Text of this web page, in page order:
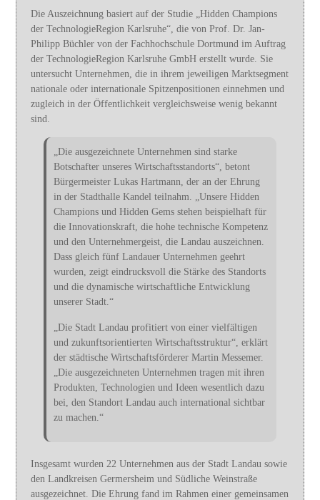
Die Auszeichnung basiert auf der Studie „Hidden Champions
der TechnologieRegion Karlsruhe“, die von Prof. Dr. Jan-
Philipp Büchler von der Fachhochschule Dortmund im Auftrag
der TechnologieRegion Karlsruhe GmbH erstellt wurde. Sie
untersucht Unternehmen, die in ihrem jeweiligen Marktsegment
nationale oder internationale Spitzenpositionen einnehmen und
zugleich in der Öffentlichkeit vergleichsweise wenig bekannt
sind.
„Die ausgezeichnete Unternehmen sind starke
Botschafter unseres Wirtschaftsstandorts“, betont
Bürgermeister Lukas Hartmann, der an der Ehrung
in der Stadthalle Kandel teilnahm. „Unsere Hidden
Champions und Hidden Gems stehen beispielhaft für
die Innovationskraft, die hohe technische Kompetenz
und den Unternehmergeist, die Landau auszeichnen.
Dass gleich fünf Landauer Unternehmen geehrt
wurden, zeigt eindrucksvoll die Stärke des Standorts
und die dynamische wirtschaftliche Entwicklung
unserer Stadt.“
„Die Stadt Landau profitiert von einer vielfältigen
und zukunftsorientierten Wirtschaftsstruktur“, erklärt
der städtische Wirtschaftsförderer Martin Messemer.
„Die ausgezeichneten Unternehmen tragen mit ihren
Produkten, Technologien und Ideen wesentlich dazu
bei, den Standort Landau auch international sichtbar
zu machen.“
Insgesamt wurden 22 Unternehmen aus der Stadt Landau sowie
den Landkreisen Germersheim und Südliche Weinstraße
ausgezeichnet. Die Ehrung fand im Rahmen einer gemeinsamen